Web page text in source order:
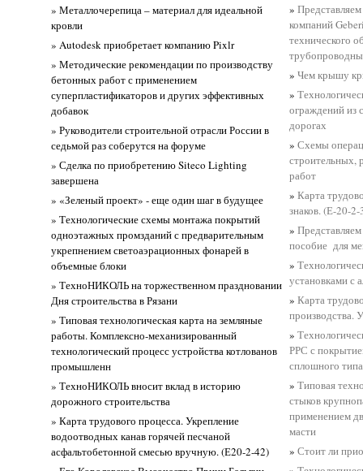
» Металлочерепица – материал для идеальной
кровли
» Autodesk приобретает компанию Pixlr
» Методические рекомендации по производству
бетонных работ с применением
суперпластификаторов и других эффективных
добавок
» Руководители строительной отрасли России в
седьмой раз соберутся на форуме
» Сделка по приобретению Siteco Lighting
завершена
» «Зеленый проект» - еще один шаг в будущее
» Технологические схемы монтажа покрытий
одноэтажных промзданий с предварительным
укрепнением светоаэрационных фонарей в
объемные блоки
» ТехноНИКОЛЬ на торжественном праздновании
Дня строительства в Рязани
» Типовая технологическая карта на земляные
работы. Комплексно-механизированный
технологический процесс устройства котлованов
промышленн
» ТехноНИКОЛЬ вносит вклад в историю
дорожного строительства
» Карта трудового процесса. Укрепление
водоотводных канав горячей песчаной
асфальтобетонной смесью вручную. (Е20-2-42)
»
компаний
технического
»Чем крышу
»
ограждений из
дорогах
»Схемы
строительных,
работ
»Карта
знаков. (Е-20-
»
пособие для
»
установками с
»Карта
производства.
»
РРС с
сплошного типа
»Типовая
стыков
применением
масти
»Стоит ли